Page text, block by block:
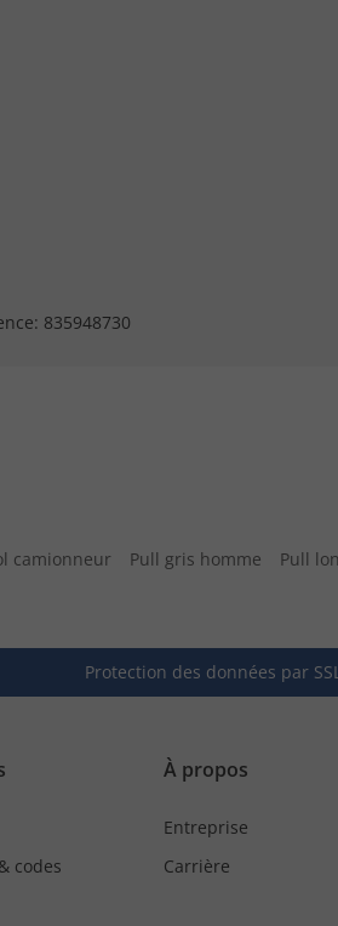
835948730
camionneur Pull gris homme Pull
Protection des données par
codes
À propos
Entreprise
Carrière